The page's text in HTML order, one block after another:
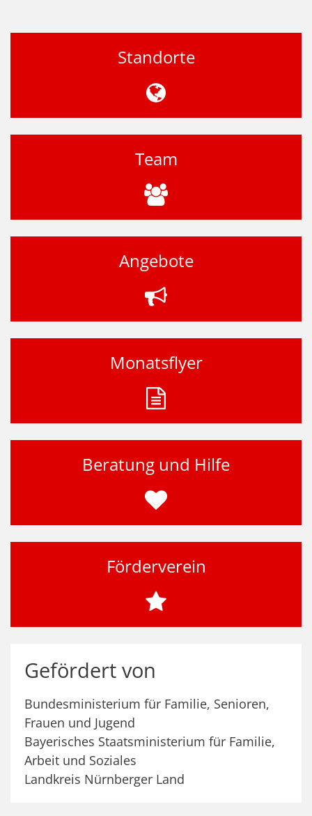
Standorte
Team
Angebote
Monatsflyer
Beratung und Hilfe
Förderverein
Gefördert von
Bundesministerium für Familie, Senioren,
Frauen und Jugend
Bayerisches Staatsministerium für Familie,
Arbeit und Soziales
Landkreis Nürnberger Land